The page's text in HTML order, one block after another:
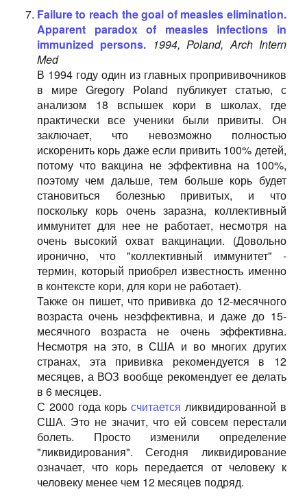
Failure to reach the goal of measles elimination.
Apparent paradox of measles infections in
immunized persons. 1994, Poland, Arch Intern
Med
В 1994 году один из главных пропрививочников
в мире Gregory Poland публикует статью, с
анализом 18 вспышек кори в школах, где
практически все ученики были привиты. Он
заключает, что невозможно полностью
искоренить корь даже если привить 100% детей,
потому что вакцина не эффективна на 100%,
поэтому чем дальше, тем больше корь будет
становиться болезнью привитых, и что
поскольку корь очень заразна, коллективный
иммунитет для нее не работает, несмотря на
очень высокий охват вакцинации. (Довольно
иронично, что "коллективный иммунитет" -
термин, который приобрел известность именно
в контексте кори, для кори не работает).
Также он пишет, что прививка до 12-месячного
возраста очень неэффективна, и даже до 15-
месячного возраста не очень эффективна.
Несмотря на это, в США и во многих других
странах, эта прививка рекомендуется в 12
месяцев, а ВОЗ вообще рекомендует ее делать
в 6 месяцев.
С 2000 года корьсчитается ликвидированной в
США. Это не значит, что ей совсем перестали
болеть. Просто изменили определение
"ликвидирования". Сегодня ликвидирование
означает, что корь передается от человеку к
человеку менее чем 12 месяцев подряд.